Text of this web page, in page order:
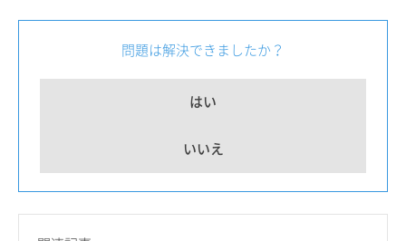
問題は解決できましたか？
はい
いいえ